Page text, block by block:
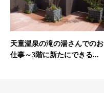
天童温泉の滝の湯さんでのお
仕事～3階に新たにできる...